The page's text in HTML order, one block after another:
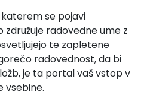
se pojavi
radovedne ume z
te zapletene
radovednost, da bi
je ta portal vaš vstop v
vsebine.